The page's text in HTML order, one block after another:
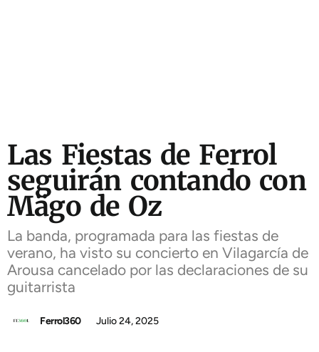
Las Fiestas de Ferrol
seguirán contando con
Mägo de Oz
La banda, programada para las fiestas de
verano, ha visto su concierto en Vilagarcía de
Arousa cancelado por las declaraciones de su
guitarrista
Ferrol360 Julio 24, 2025